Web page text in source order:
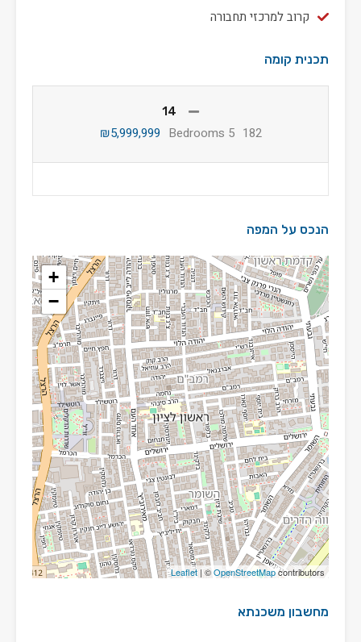
קרוב למרכזי תחבורה
תכנית קומה
14
182
5 Bedrooms
₪5,999,999
הנכס על המפה
+
−
Leaflet | ©OpenStreetMapcontributors
מחשבון משכנתא